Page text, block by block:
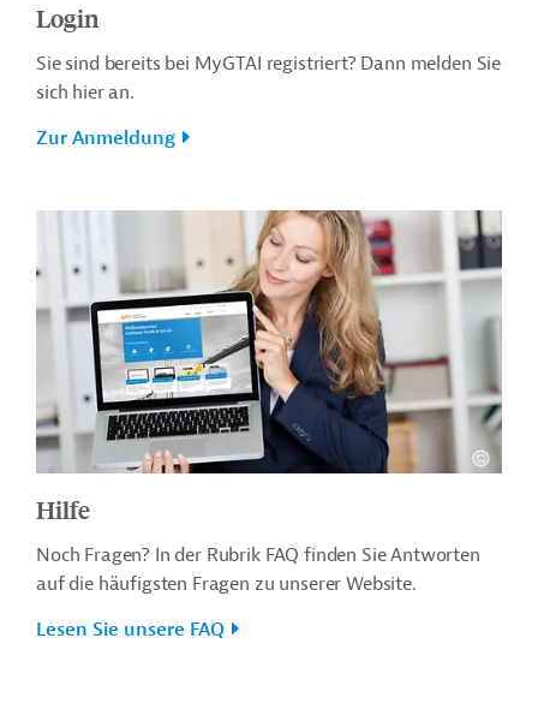
Login
Sie sind bereits bei MyGTAI registriert? Dann melden Sie
sich hier an.
Zur Anmeldung
Hilfe
Noch Fragen? In der Rubrik FAQ finden Sie Antworten
auf die häufigsten Fragen zu unserer Website.
Lesen Sie unsere FAQ